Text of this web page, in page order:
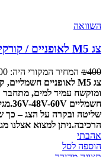
השוואה
צג M5 לאופניים / קורקינט חשמלי + כבל ארוך לבקר
₪400 המחיר המקורי היה: ₪400.
צג M5 לאופניים חשמליים, קורקינט חשמלי ועוד..
ומוקשח עמיד למים, מתחבר
חשמליים 36V-48V-60V.
שליטה ובקרה על הצג – כך
הרכיבה.ניתן למצוא אצלנו
אהבתי
הוספה לסל